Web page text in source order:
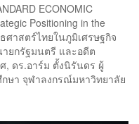
ECONOMIC
Positioning in the
ศาสตร์ไทยในภูมิเศรษฐกิจ
ยกรัฐมนตรี และอดีต
, ดร.อาร์ม ตั้งนิรันดร ผู้
ษา จุฬาลงกรณ์มหาวิทยาลัย